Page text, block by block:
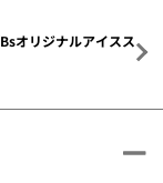
オリジナルアイスス